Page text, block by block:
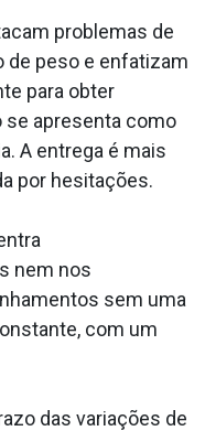
problemas de
de peso e enfatizam
para obter
se apresenta como
A entrega é mais
por hesitações.
nem nos
sem uma
com um
das variações de